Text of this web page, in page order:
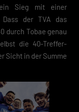
Sieg mit einer
der TVA das
durch Tobae genau
die 40-Treffer-
Sicht in der Summe